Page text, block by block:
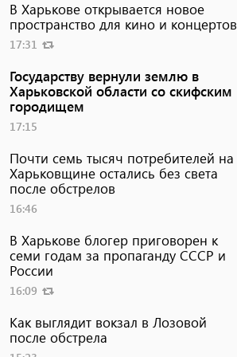
В Харькове открывается новое
пространство для кино и концертов
17:31
Государству вернули землю в
Харьковской области со скифским
городищем
17:15
Почти семь тысяч потребителей на
Харьковщине остались без света
после обстрелов
16:46
В Харькове блогер приговорен к
семи годам за пропаганду СССР и
России
16:09
Как выглядит вокзал в Лозовой
после обстрела